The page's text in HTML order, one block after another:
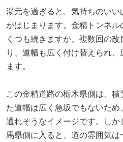
湯元を過ぎると、気持ちのい
がはじまります。金精トンネ
くつも続きますが、複数回の
り、道幅も広く付け替えられ
ます。
この金精道路の栃木県側は、
た道幅は広く急坂でもないた
通れそうなイメージです。し
馬県側に入ると、道の雰囲気は